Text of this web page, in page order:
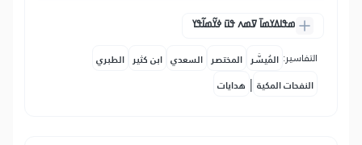
ߘߟߊߡߌߘߊ߫ ߜߘߍ ߟߎ߫ ߦߌ߬ߘߊ߬ߟߌ
التفاسير: المُيسَّر المختصر السعدي ابن كثير الطبري
النفحات المكية | هدايات